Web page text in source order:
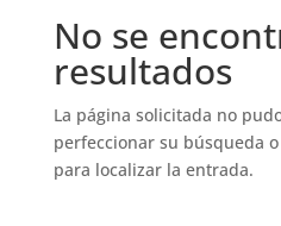
No se
resultados
La página solicitada no
perfeccionar su búsqueda
para localizar la entrada.